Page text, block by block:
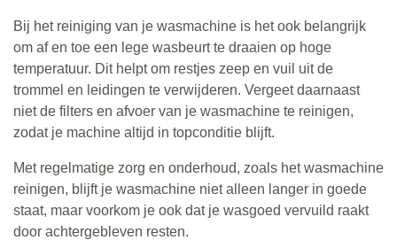
Bij het reiniging van je wasmachine is het ook belangrijk
om af en toe een lege wasbeurt te draaien op hoge
temperatuur. Dit helpt om restjes zeep en vuil uit de
trommel en leidingen te verwijderen. Vergeet daarnaast
niet de filters en afvoer van je wasmachine te reinigen,
zodat je machine altijd in topconditie blijft.
Met regelmatige zorg en onderhoud, zoals het wasmachine
reinigen, blijft je wasmachine niet alleen langer in goede
staat, maar voorkom je ook dat je wasgoed vervuild raakt
door achtergebleven resten.